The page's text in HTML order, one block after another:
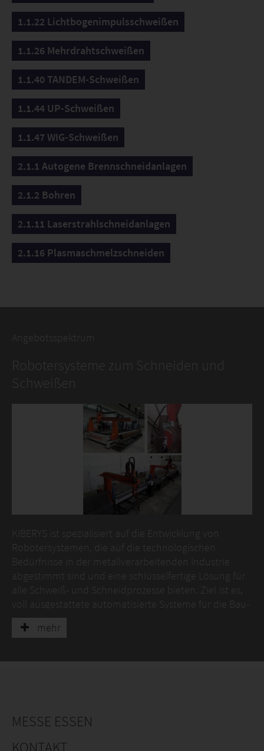
1.1.22 Lichtbogenimpulsschweißen
1.1.26 Mehrdrahtschweißen
1.1.40 TANDEM-Schweißen
1.1.44 UP-Schweißen
1.1.47 WIG-Schweißen
2.1.1 Autogene Brennschneidanlagen
2.1.2 Bohren
2.1.11 Laserstrahlschneidanlagen
2.1.16 Plasmaschmelzschneiden
Angebotsspektrum
Robotersysteme zum Schneiden und
Schweißen
KIBERYS ist spezialisiert auf die Entwicklung von
Robotersystemen, die auf die technologischen
Bedürfnisse in der metallverarbeitenden Industrie
abgestimmt sind und eine schlüsselfertige Lösung für
alle Schweiß- und Schneidprozesse bieten. Ziel ist es,
voll ausgestattete automatisierte Systeme für die Bau-
und Automobilindustrie, Maschinen- und Kranbau zu
schaffen.
Wir bieten Lösungen in folgenden Hauptbereichen:
für die Bearbeitung von Rohren und Profilen zu
erweitern. Innovatives Bevelkopfdesign in
Kombination mit fortschrittlichem CAD / CAM-
mehr
MESSE ESSEN
KONTAKT